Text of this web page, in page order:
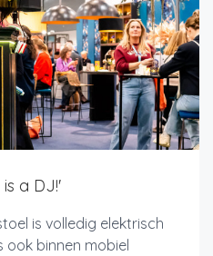
a DJ!'
is volledig elektrisch
ook binnen mobiel